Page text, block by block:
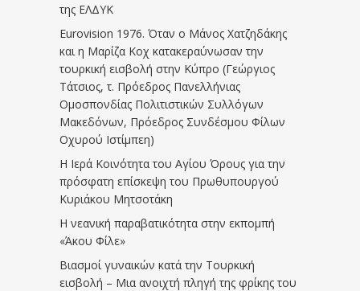
της ΕΛΔΥΚ
Eurovision 1976. Όταν ο Μάνος Χατζηδάκης
και η Μαρίζα Κοχ κατακεραύνωσαν την
τουρκική εισβολή στην Κύπρο (Γεώργιος
Τάτσιος, τ. Πρόεδρος Πανελλήνιας
Ομοσπονδίας Πολιτιστικών Συλλόγων
Μακεδόνων, Πρόεδρος Συνδέσμου Φίλων
Οχυρού Ιστίμπεη)
Η Ιερά Κοινότητα του Αγίου Όρους για την
πρόσφατη επίσκεψη του Πρωθυπουργού
Κυριάκου Μητσοτάκη
Η νεανική παραβατικότητα στην εκπομπή
«Άκου Φίλε»
Βιασμοί γυναικών κατά την Τουρκική
εισβολή – Μια ανοιχτή πληγή της φρίκης του